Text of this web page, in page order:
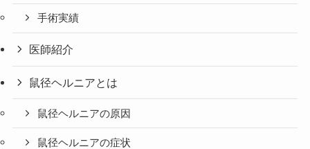
手術実績
医師紹介
鼠径ヘルニアとは
鼠径ヘルニアの原因
鼠径ヘルニアの症状